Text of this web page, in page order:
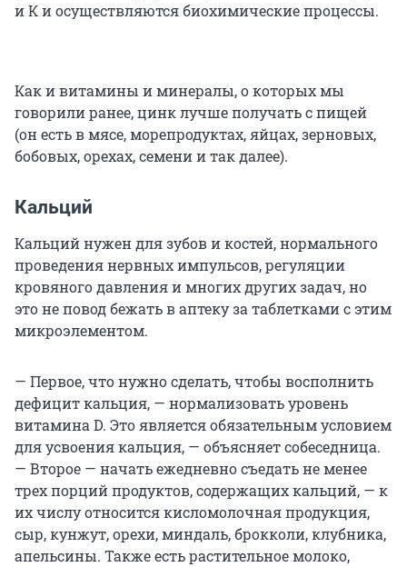
и К и осуществляются биохимические процессы.
Как и витамины и минералы, о которых мы
говорили ранее, цинк лучше получать с пищей
(он есть в мясе, морепродуктах, яйцах, зерновых,
бобовых, орехах, семени и так далее).
Кальций
Кальций нужен для зубов и костей, нормального
проведения нервных импульсов, регуляции
кровяного давления и многих других задач, но
это не повод бежать в аптеку за таблетками с этим
микроэлементом.
— Первое, что нужно сделать, чтобы восполнить
дефицит кальция, — нормализовать уровень
витамина D. Это является обязательным условием
для усвоения кальция, — объясняет собеседница.
— Второе — начать ежедневно съедать не менее
трех порций продуктов, содержащих кальций, — к
их числу относится кисломолочная продукция,
сыр, кунжут, орехи, миндаль, брокколи, клубника,
апельсины. Также есть растительное молоко,